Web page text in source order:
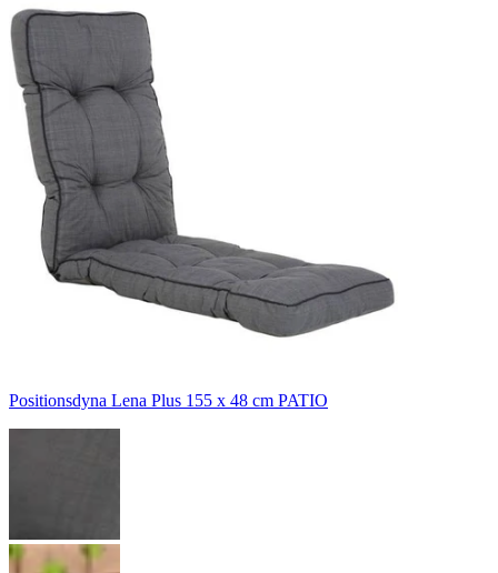
Positionsdyna Lena Plus 155 x 48 cm PATIO